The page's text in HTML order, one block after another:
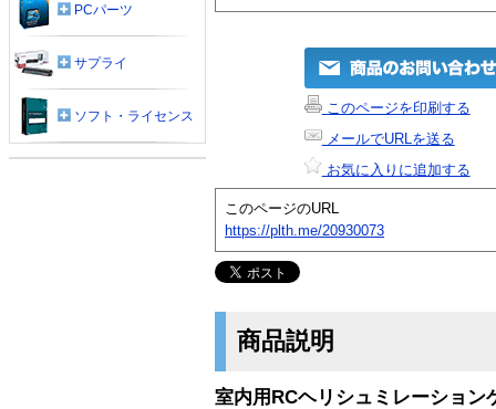
このページを印刷する
メールでURLを送る
お気に入りに追加する
このページのURL
https://plth.me/20930073
商品説明
室内用RCヘリシュミレーション
PCパーツ
サプライ
ソフト・ライセンス